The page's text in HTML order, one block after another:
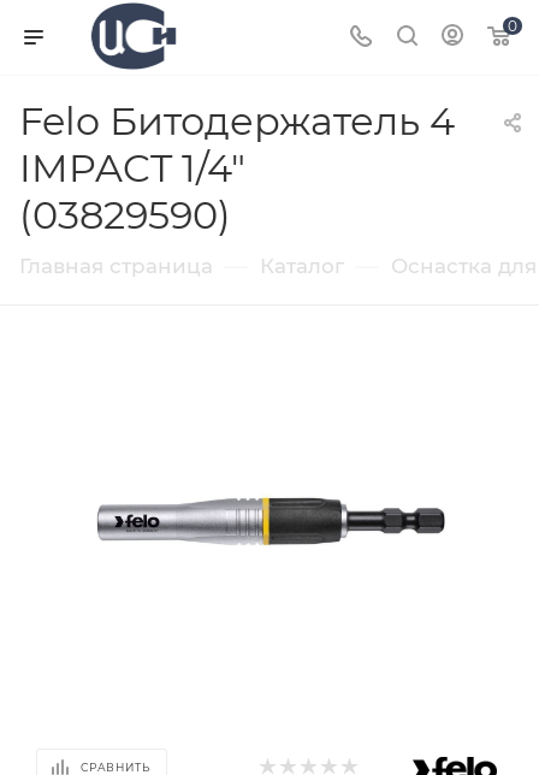
0
Felo Битодержатель 4
IMPACT 1/4"
(03829590)
Главная страница Каталог Оснастка
СРАВНИТЬ